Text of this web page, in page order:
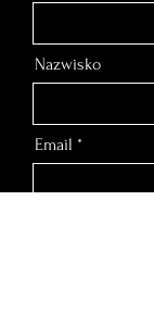
Nazwisko
Email